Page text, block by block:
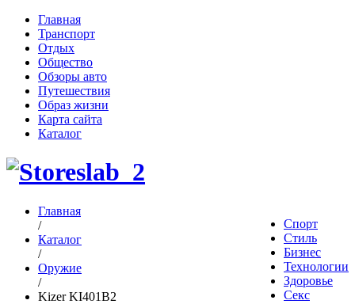
Главная
Транспорт
Отдых
Общество
Обзоры авто
Путешествия
Образ жизни
Карта сайта
Каталог
Спорт
Стиль
Бизнес
Технологии
Здоровье
Секс
Главная
/
Каталог
/
Оружие
/
Kizer KI401B2